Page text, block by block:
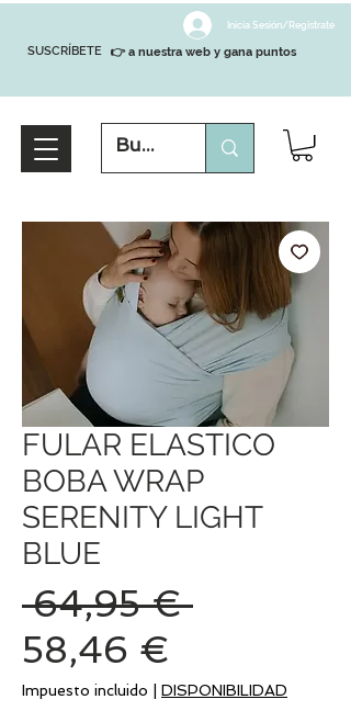
SUSCRÍBETE
Inicia Sesión/Regístrate
👉 a nuestra web y gana puntos
FULAR ELASTICO
BOBA WRAP
SERENITY LIGHT
BLUE
64,95 € Precio
58,46 €
de
Impuesto incluido DISPONIBILIDAD